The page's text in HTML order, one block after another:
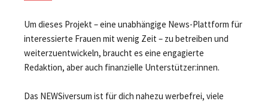
Um dieses Projekt – eine unabhängige News-Plattform für
interessierte Frauen mit wenig Zeit – zu betreiben und
weiterzuentwickeln, braucht es eine engagierte
Redaktion, aber auch finanzielle Unterstützer:innen.
Das NEWSiversum ist für dich nahezu werbefrei, viele